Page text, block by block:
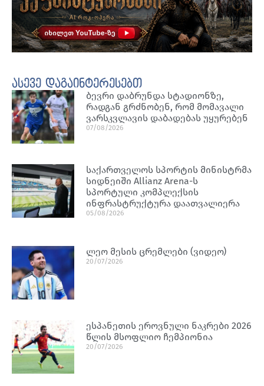
ასევე დაგაინტერესებთ
ბევრი დაბრუნდა სტადიონზე,
რადგან გრძნობენ, რომ მომავალი
ვარსკვლავის დაბადებას უყურებენ
07/08/2026
საქართველოს სპორტის მინისტრმა
სიდნეიში Allianz Arena-ს
სპორტული კომპლექსის
ინფრასტრუქტურა დაათვალიერა
05/08/2026
ლეო მესის ცრემლები (ვიდეო)
20/07/2026
ესპანეთის ეროვნული ნაკრები 2026
წლის მსოფლიო ჩემპიონია
20/07/2026